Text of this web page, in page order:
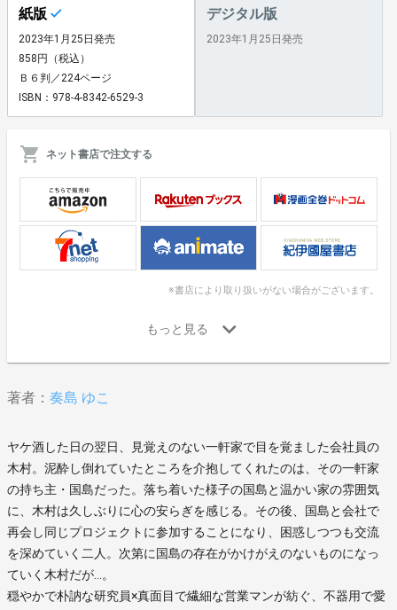
紙版
2023年1月25日発売
858円（税込）
Ｂ６判／224ページ
ISBN：978-4-8342-6529-3
デジタル版
2023年1月25日発売
ネット書店で注文する
※書店により取り扱いがない場合がございます。
著者： 奏島 ゆこ
ヤケ酒した日の翌日、見覚えのない一軒家で目を覚ました会社員の
木村。泥酔し倒れていたところを介抱してくれたのは、その一軒家
の持ち主・国島だった。落ち着いた様子の国島と温かい家の雰囲気
に、木村は久しぶりに心の安らぎを感じる。その後、国島と会社で
再会し同じプロジェクトに参加することになり、困惑しつつも交流
を深めていく二人。次第に国島の存在がかけがえのないものになっ
ていく木村だが…。
穏やかで朴訥な研究員×真面目で繊細な営業マンが紡ぐ、不器用で愛